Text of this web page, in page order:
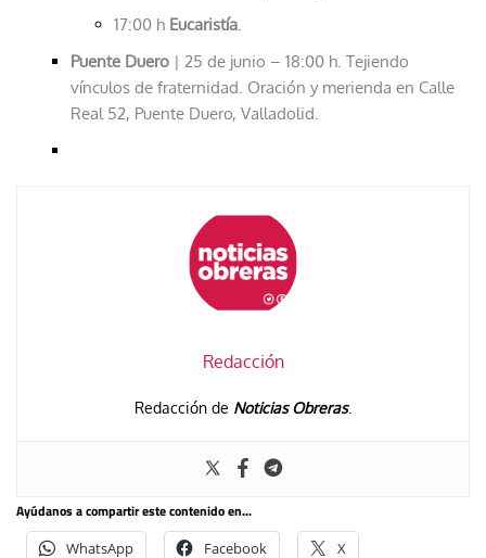
17:00 h Eucaristía.
Puente Duero | 25 de junio – 18:00 h. Tejiendo
vínculos de fraternidad. Oración y merienda en Calle
Real 52, Puente Duero, Valladolid.
Redacción
Redacción de Noticias Obreras.
Ayúdanos a compartir este contenido en...
WhatsApp Facebook X